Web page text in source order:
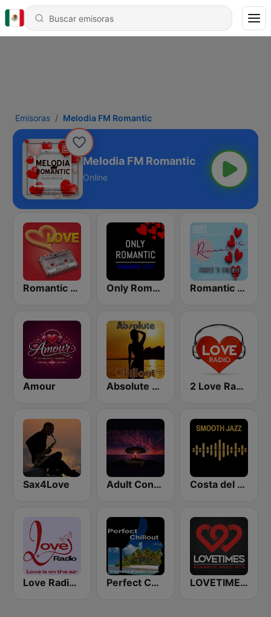
Emisoras Melodia FM Romantic
Melodia FM Romantic
Online
Romantic Vibes Only Romantic Romantic FM
Amour Absolute Chillout 2 Love Radio
Sax4Love Adult Contemporary Music Relaxing Costa del Mar Smooth Sax
Love Radio - Love Mix Perfect Chillout LOVETIMES | Romantic Music Hits